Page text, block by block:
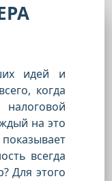
идей и
когда
налоговой
на это
всегда
Для этого